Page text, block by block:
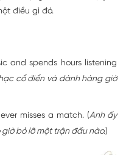
điều gì đó.
and spends hours listening
cổ điển và dành hàng giờ
misses a match. (Anh ấy
bỏ lỡ một trận đấu nào.)